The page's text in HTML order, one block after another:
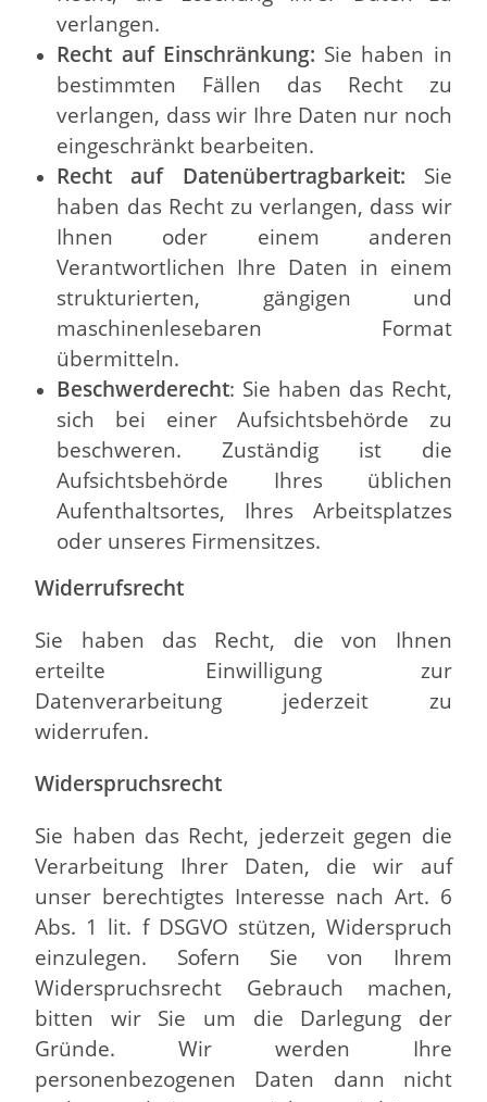
verlangen.
Recht auf Einschränkung: Sie haben in
bestimmten Fällen das Recht zu
verlangen, dass wir Ihre Daten nur noch
eingeschränkt bearbeiten.
Recht auf Datenübertragbarkeit: Sie
haben das Recht zu verlangen, dass wir
Ihnen oder einem anderen
Verantwortlichen Ihre Daten in einem
strukturierten, gängigen und
maschinenlesebaren Format
übermitteln.
Beschwerderecht: Sie haben das Recht,
sich bei einer Aufsichtsbehörde zu
beschweren. Zuständig ist die
Aufsichtsbehörde Ihres üblichen
Aufenthaltsortes, Ihres Arbeitsplatzes
oder unseres Firmensitzes.
Widerrufsrecht
Sie haben das Recht, die von Ihnen
erteilte Einwilligung zur
Datenverarbeitung jederzeit zu
widerrufen.
Widerspruchsrecht
Sie haben das Recht, jederzeit gegen die
Verarbeitung Ihrer Daten, die wir auf
unser berechtigtes Interesse nach Art. 6
Abs. 1 lit. f DSGVO stützen, Widerspruch
einzulegen. Sofern Sie von Ihrem
Widerspruchsrecht Gebrauch machen,
bitten wir Sie um die Darlegung der
Gründe. Wir werden Ihre
personenbezogenen Daten dann nicht